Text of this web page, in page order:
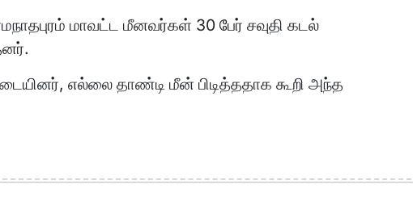
மாவட்ட மீனவர்கள் 30 பேர் சவுதி கடல்
எல்லை தாண்டி மீன் பிடித்ததாக கூறி அந்த